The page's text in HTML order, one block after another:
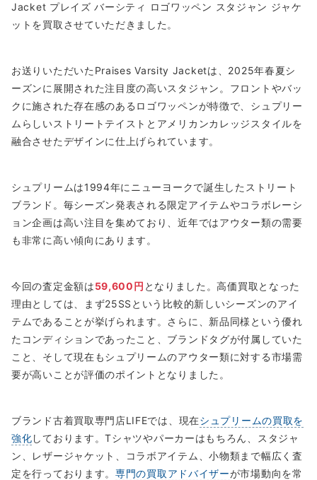
Jacket プレイズ バーシティ ロゴワッペン スタジャン ジャケ
ットを買取させていただきました。
お送りいただいたPraises Varsity Jacketは、2025年春夏シ
ーズンに展開された注目度の高いスタジャン。フロントやバッ
クに施された存在感のあるロゴワッペンが特徴で、シュプリー
ムらしいストリートテイストとアメリカンカレッジスタイルを
融合させたデザインに仕上げられています。
シュプリームは1994年にニューヨークで誕生したストリート
ブランド。毎シーズン発表される限定アイテムやコラボレーシ
ョン企画は高い注目を集めており、近年ではアウター類の需要
も非常に高い傾向にあります。
今回の査定金額は59,600円 となりました。高価買取となった
理由としては、まず25SSという比較的新しいシーズンのアイ
テムであることが挙げられます。さらに、新品同様という優れ
たコンディションであったこと、ブランドタグが付属していた
こと、そして現在もシュプリームのアウター類に対する市場需
要が高いことが評価のポイントとなりました。
ブランド古着買取専門店LIFEでは、現在シュプリームの買取を
強化しております。Tシャツやパーカーはもちろん、スタジャ
ン、レザージャケット、コラボアイテム、小物類まで幅広く査
定を行っております。 専門の買取アドバイザーが市場動向を常